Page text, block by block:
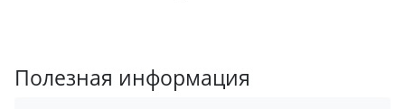
Полезная информация